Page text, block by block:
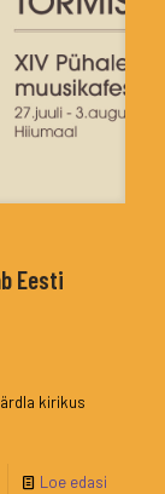
Eesti
kirikus
Loe edasi